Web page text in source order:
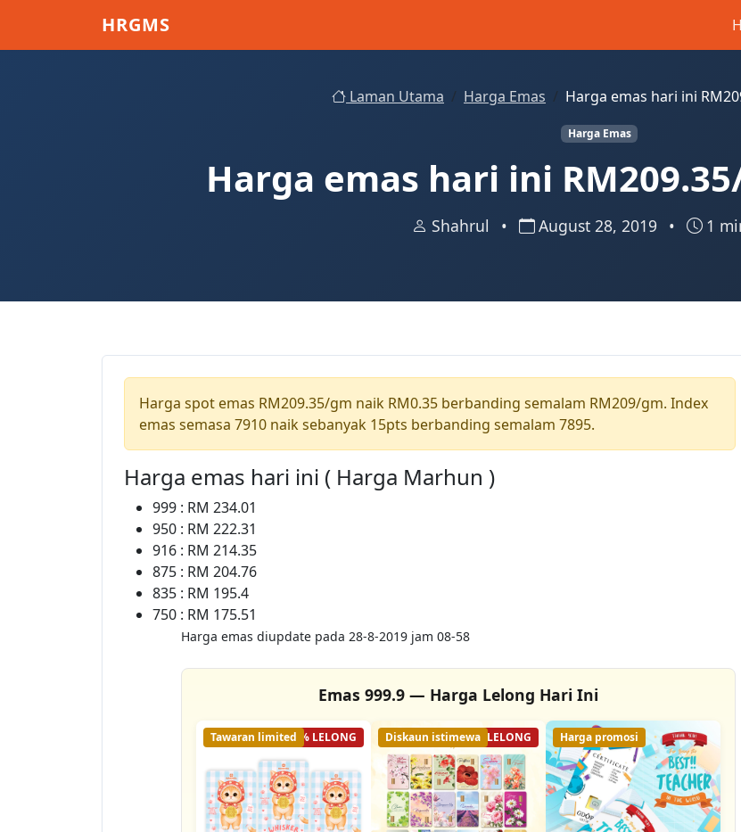
HRGMS
Laman Utama Harga Emas Harga emas hari ini
Harga Emas
Harga emas hari ini
Shahrul • August 28, 2019 • 1
Harga spot emas RM209.35/gm naik RM0.35 berbanding semalam RM209/gm. Index
emas semasa 7910 naik sebanyak 15pts berbanding semalam 7895.
Harga emas hari ini ( Harga Marhun )
999 : RM 234.01
950 : RM 222.31
916 : RM 214.35
875 : RM 204.76
835 : RM 195.4
750 : RM 175.51
Harga emas diupdate pada 28-8-2019 jam 08-58
Emas 999.9 — Harga Lelong Hari Ini
56% LELONG
Tawaran limited 51% LELONG
Diskaun istimewa Harga promosi